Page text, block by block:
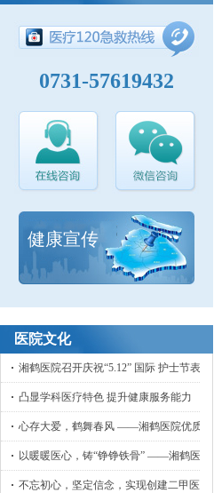
0731-57619432
健康宣传
医院文化
湘鹤医院召开庆祝“5.12” 国际 护士节表彰
凸显学科医疗特色 提升健康服务能力
心存大爱，鹤舞春风 ——湘鹤医院优质护
以暖暖医心，铸“铮铮铁骨” ——湘鹤医院
不忘初心，坚定信念，实现创建二甲医院